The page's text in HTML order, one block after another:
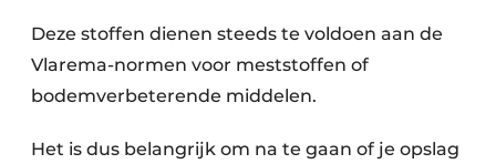
Deze stoffen dienen steeds te voldoen aan de
Vlarema-normen voor meststoffen of
bodemverbeterende middelen.
Het is dus belangrijk om na te gaan of je opslag